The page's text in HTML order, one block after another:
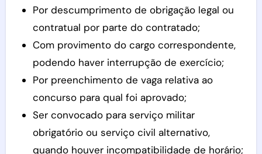
Por descumprimento de obrigação legal ou
contratual por parte do contratado;
Com provimento do cargo correspondente,
podendo haver interrupção de exercício;
Por preenchimento de vaga relativa ao
concurso para qual foi aprovado;
Ser convocado para serviço militar
obrigatório ou serviço civil alternativo,
quando houver incompatibilidade de horário;